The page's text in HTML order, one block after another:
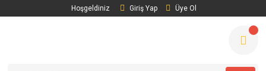
Hoşgeldiniz Giriş Yap Üye Ol